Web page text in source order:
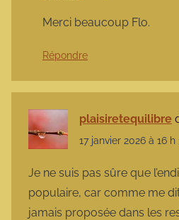
Merci beaucoup Flo.
Répondre
plaisiretequilibre
17 janvier 2026 à 16 h
Je ne suis pas sûre que
populaire, car comme me
jamais proposée dans les